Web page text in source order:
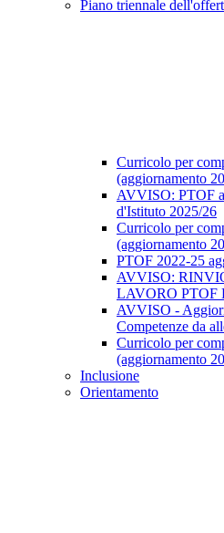
Piano triennale
Curricolo per
(aggiornamento
AVVISO: PTOF
d'Istituto 2025/26
Curricolo per
(aggiornamento
PTOF 2022-25
AVVISO:
LAVORO PTOF
AVVISO -
Competenze da
Curricolo per
(aggiornamento
Inclusione
Orientamento